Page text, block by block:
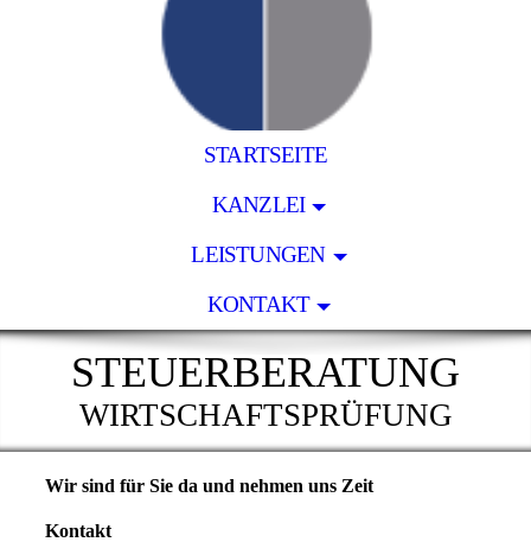
STARTSEITE
KANZLEI
LEISTUNGEN
KONTAKT
STEUERBERATUNG
WIRTSCHAFTSPRÜFUNG
Wir sind für Sie da und nehmen uns Zeit
Kontakt